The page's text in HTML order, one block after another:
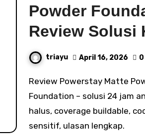
Powder
Review Solusi
triayu April 16, 2026
Review Powerstay Matte Powder
Foundation – solusi 24 jam
halus, coverage buildable,
sensitif, ulasan lengkap.